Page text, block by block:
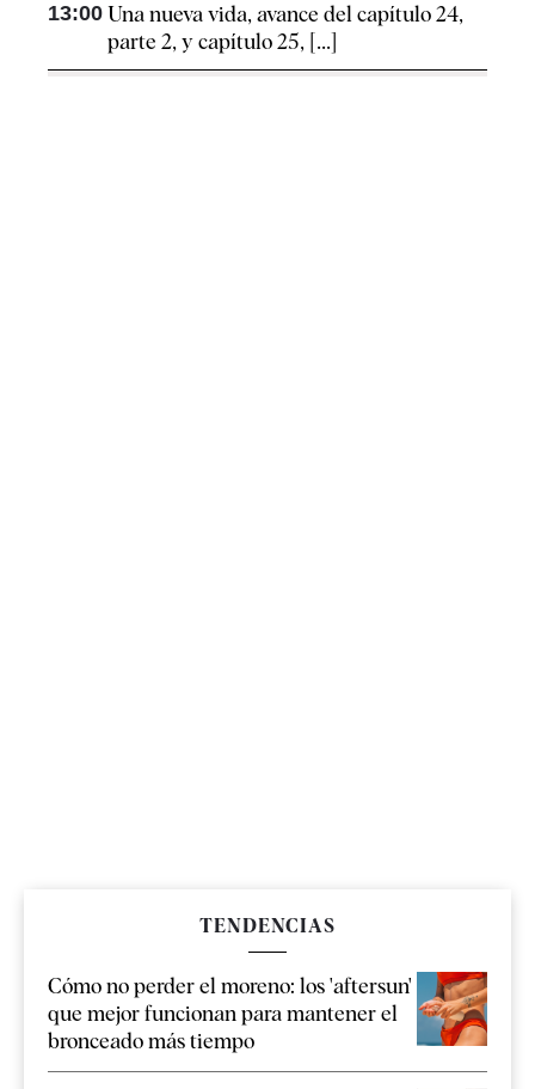
13:00 Una nueva vida, avance del capítulo 24,
parte 2, y capítulo 25, [...]
TENDENCIAS
Cómo no perder el moreno: los 'aftersun'
que mejor funcionan para mantener el
bronceado más tiempo